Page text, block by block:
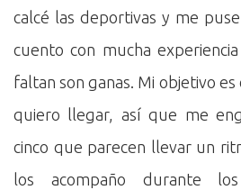
calcé las deportivas y me
cuento con mucha
faltan son ganas. Mi objetivo
quiero llegar, así que me
cinco que parecen llevar un
los acompaño durante